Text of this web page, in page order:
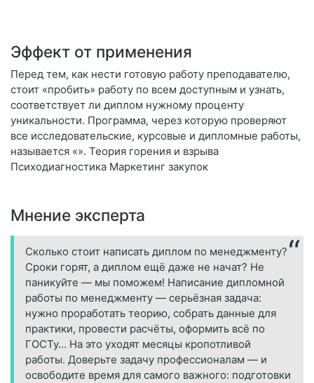
Эффект от применения
Перед тем, как нести готовую работу преподавателю,
стоит «пробить» работу по всем доступным и узнать,
соответствует ли диплом нужному проценту
уникальности. Программа, через которую проверяют
все исследовательские, курсовые и дипломные работы,
называется «». Теория горения и взрыва
Психодиагностика Маркетинг закупок
Мнение эксперта
Сколько стоит написать диплом по менеджменту?
Сроки горят, а диплом ещё даже не начат? Не
паникуйте — мы поможем! Написание дипломной
работы по менеджменту — серьёзная задача:
нужно проработать теорию, собрать данные для
практики, провести расчёты, оформить всё по
ГОСТу… На это уходят месяцы кропотливой
работы. Доверьте задачу профессионалам — и
освободите время для самого важного: подготовки